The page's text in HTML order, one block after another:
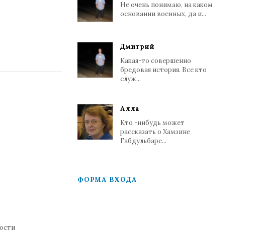
Не очень понимаю, на каком
основании военных, да и...
Дмитрий
Какая-то совершенно
бредовая история. Все кто
служ...
Алла
Кто -нибудь может
рассказать о Хамзине
Габдульбаре...
ФОРМА ВХОДА